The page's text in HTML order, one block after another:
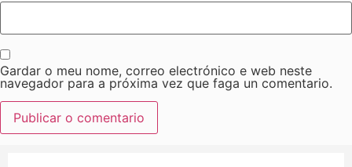
Gardar o meu nome, correo electrónico e web neste
navegador para a próxima vez que faga un comentario.